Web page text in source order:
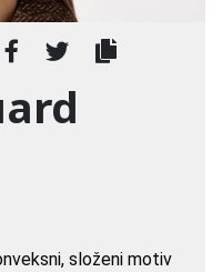
složeni motiv